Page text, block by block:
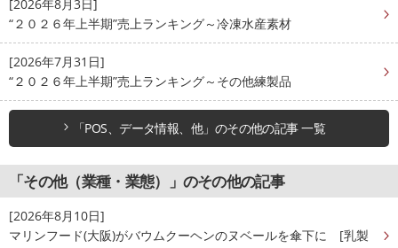
[2026年8月3日]
“２０２６年上半期”売上ランキング～冷凍水産素材
[2026年7月31日]
“２０２６年上半期”売上ランキング～その他練製品
「POS、データ情報、他」のその他の記事 一覧
「その他（業種・業態）」のその他の記事
[2026年8月10日]
マリンフード(大阪)がバウムクーヘンのヌベールを傘下に [乳製